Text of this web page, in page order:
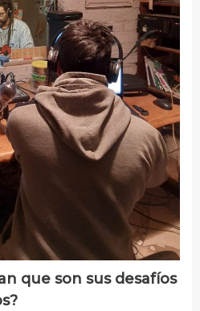
que son sus desafíos